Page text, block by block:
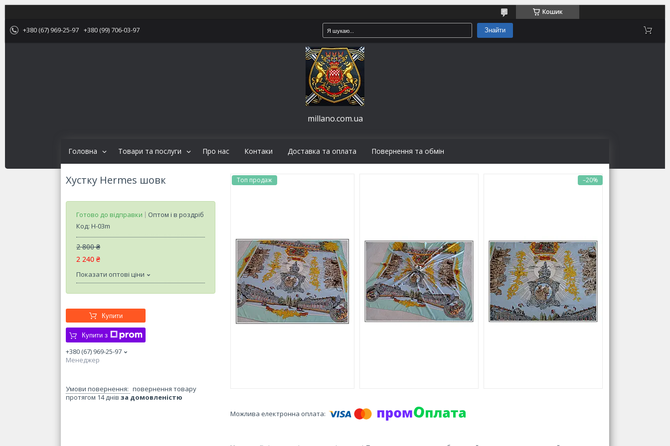
Кошик
+380 (67) 969-25-97 +380 (99) 706-03-97 Знайти
millano.com.ua
Головна Товари та послуги Про нас Контаки Доставка та оплата Повернення та обмін
Хустку Hermes шовк
Готово до відправки
Оптом і в роздріб
Код: H-03m
2 800 ₴
2 240 ₴
Показати оптові ціни
Купити
Купити з
+380 (67) 969-25-97
Менеджер
повернення товару
протягом 14 днів за домовленістю
Топ продаж –20%